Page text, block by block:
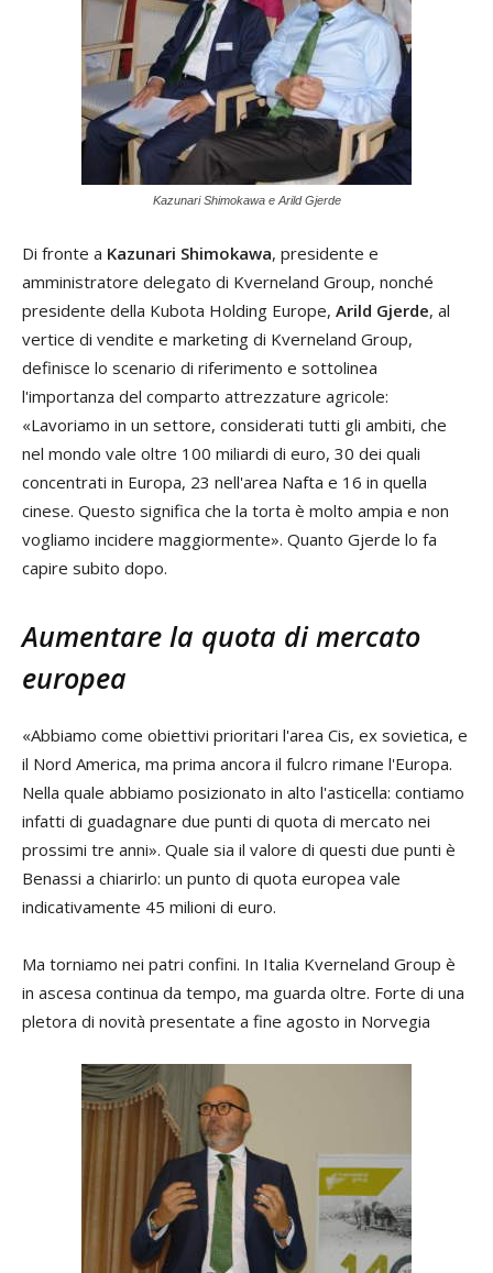
Kazunari Shimokawa e Arild Gjerde
Di fronte a Kazunari Shimokawa, presidente e
amministratore delegato di Kverneland Group, nonché
presidente della Kubota Holding Europe, Arild Gjerde, al
vertice di vendite e marketing di Kverneland Group,
definisce lo scenario di riferimento e sottolinea
l'importanza del comparto attrezzature agricole:
«Lavoriamo in un settore, considerati tutti gli ambiti, che
nel mondo vale oltre 100 miliardi di euro, 30 dei quali
concentrati in Europa, 23 nell'area Nafta e 16 in quella
cinese. Questo significa che la torta è molto ampia e non
vogliamo incidere maggiormente». Quanto Gjerde lo fa
capire subito dopo.
Aumentare la quota di mercato
europea
«Abbiamo come obiettivi prioritari l'area Cis, ex sovietica, e
il Nord America, ma prima ancora il fulcro rimane l'Europa.
Nella quale abbiamo posizionato in alto l'asticella: contiamo
infatti di guadagnare due punti di quota di mercato nei
prossimi tre anni». Quale sia il valore di questi due punti è
Benassi a chiarirlo: un punto di quota europea vale
indicativamente 45 milioni di euro.
Ma torniamo nei patri confini. In Italia Kverneland Group è
in ascesa continua da tempo, ma guarda oltre. Forte di una
pletora di novità presentate a fine agosto in Norvegia